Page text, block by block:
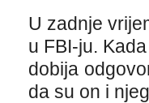
U zadnje
u FBI-ju.
dobija
da su on i